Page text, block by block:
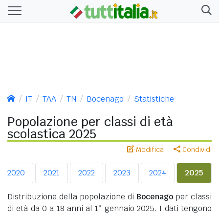
IT TAA TN Bocenago Statistiche
Popolazione per classi di età
scolastica 2025
Modifica Condividi
2020 2021 2022 2023 2024 2025
Distribuzione della popolazione di Bocenago per classi
di età da 0 a 18 anni al 1° gennaio 2025. I dati tengono